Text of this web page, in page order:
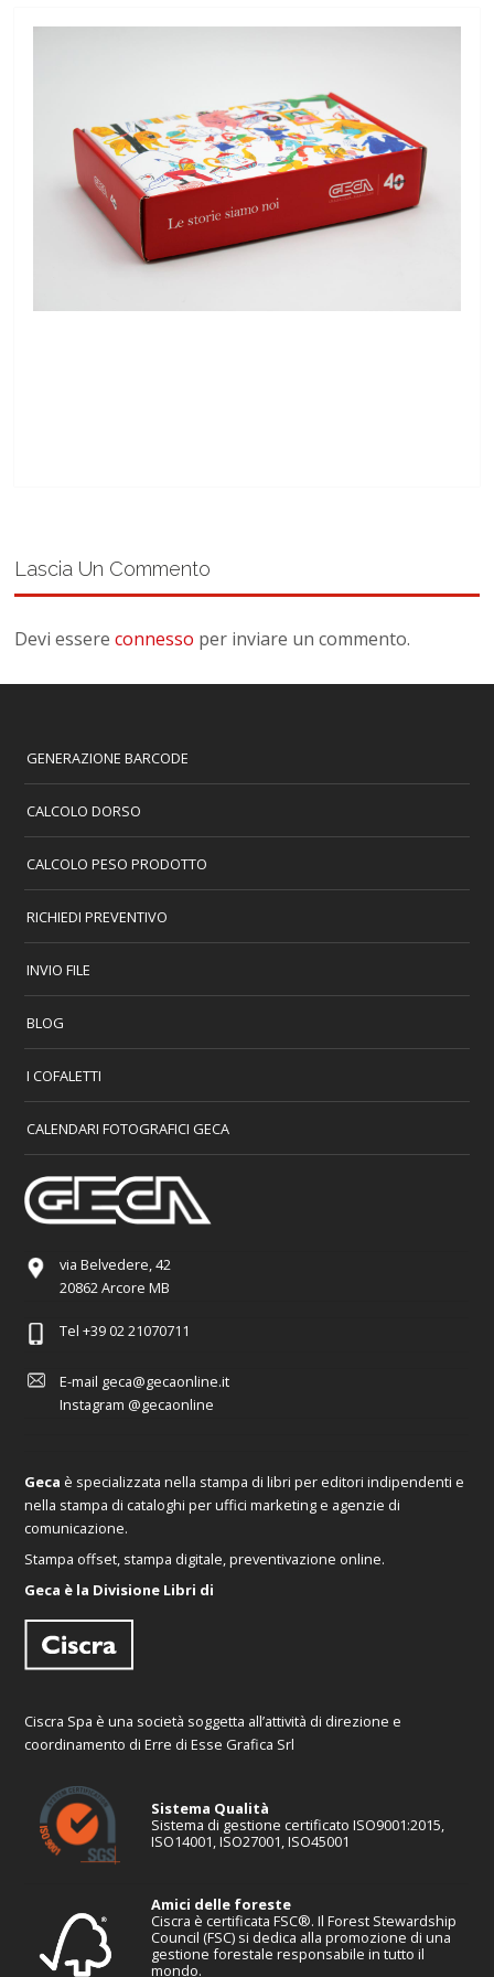
Lascia Un Commento
Devi essereconnesso per inviare un commento.
GENERAZIONE BARCODE
CALCOLO DORSO
CALCOLO PESO PRODOTTO
RICHIEDI PREVENTIVO
INVIO FILE
BLOG
I COFALETTI
CALENDARI FOTOGRAFICI GECA
via Belvedere, 42
20862 Arcore MB
Tel +39 02 21070711
E-mail geca@gecaonline.it
Instagram @gecaonline
Geca è specializzata nella stampa di libri per editori indipendenti e
nella stampa di cataloghi per uffici marketing e agenzie di
comunicazione.
Stampa offset, stampa digitale, preventivazione online.
Geca è la Divisione Libri di
Ciscra Spa è una società soggetta all’attività di direzione e
coordinamento di Erre di Esse Grafica Srl
Sistema Qualità
Sistema di gestione certificato ISO9001:2015,
ISO14001, ISO27001, ISO45001
Amici delle foreste
Ciscra è certificata FSC®. Il Forest Stewardship
Council (FSC) si dedica alla promozione di una
gestione forestale responsabile in tutto il
mondo.